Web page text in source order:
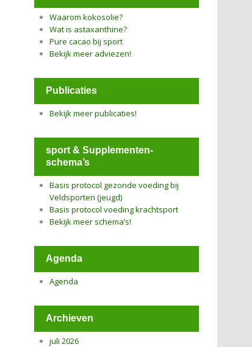
Waarom kokosolie?
Wat is astaxanthine?
Pure cacao bij sport
Bekijk meer adviezen!
Publicaties
Bekijk meer publicaties!
sport & Supplementen-
schema’s
Basis protocol gezonde voeding bij
Veldsporten (jeugd)
Basis protocol voeding krachtsport
Bekijk meer schema’s!
Agenda
Agenda
Archieven
juli 2026